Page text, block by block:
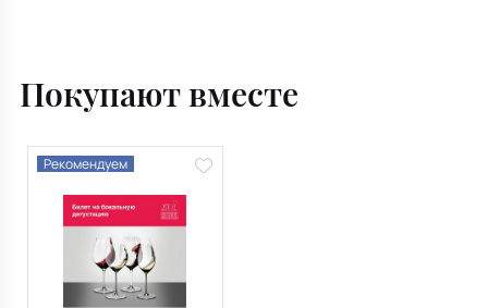
Покупают вместе
Рекомендуем